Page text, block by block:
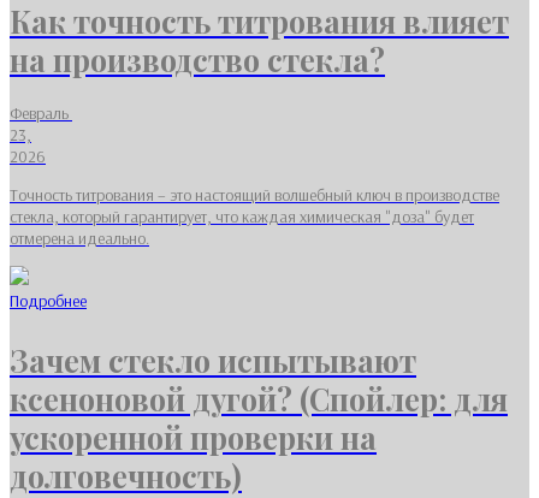
Как точность титрования влияет
на производство стекла?
Февраль
23,
2026
Точность титрования – это настоящий волшебный ключ в производстве
стекла, который гарантирует, что каждая химическая "доза" будет
отмерена идеально.
Подробнее
Зачем стекло испытывают
ксеноновой дугой? (Спойлер: для
ускоренной проверки на
долговечность)